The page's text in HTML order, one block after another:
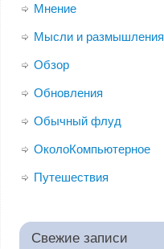
Мнение
Мысли и размышления
Обзор
Обновления
Обычный флуд
ОколоКомпьютерное
Путешествия
Свежие записи